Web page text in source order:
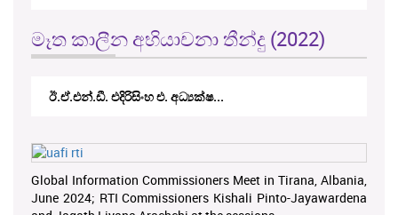
මෑත කාලීන අභියාචනා තීන්දු (2022)
ඊ.ඒ.එන්.ඩී. එදිරිසිංහ එ. අධ්‍යක්ෂ...
Global Information Commissioners Meet in Tirana, Albania,
June 2024; RTI Commissioners Kishali Pinto-Jayawardena